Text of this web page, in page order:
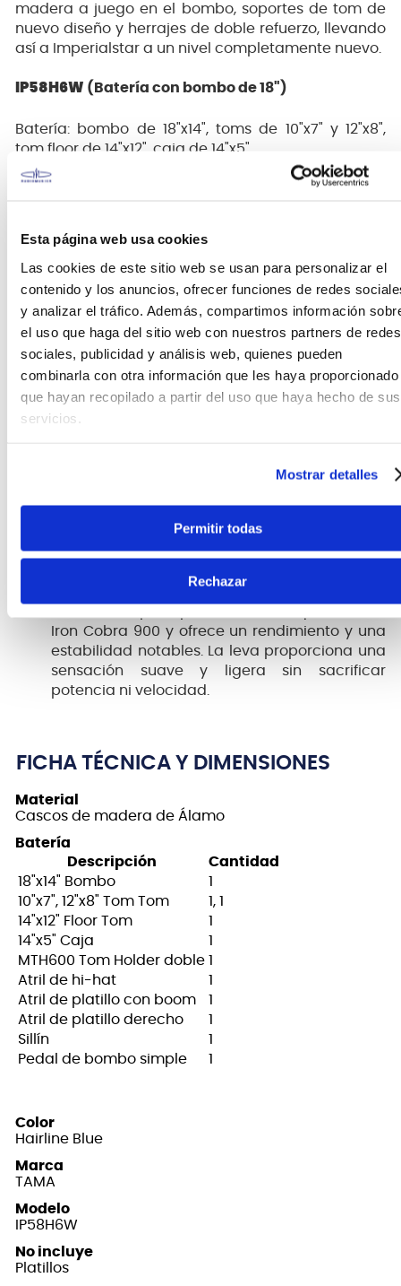
Esta página web usa cookies
Las cookies de este sitio web se usan para personalizar el
contenido y los anuncios, ofrecer funciones de redes
y analizar el tráfico. Además, compartimos información
el uso que haga del sitio web con nuestros partners de redes
sociales, publicidad y análisis web, quienes pueden
combinarla con otra información que les haya proporcionado
que hayan recopilado a partir del uso que haya hecho de sus
servicios.
Mostrar detalles
Permitir todas
Rechazar
madera a juego en el bombo, soportes de tom de
nuevo diseño y herrajes de doble refuerzo, llevando
así a Imperialstar a un nivel completamente nuevo.
IP58H6W (Batería con bombo de 18")
Batería: bombo de 18"x14", toms de 10"x7" y 12"x8",
tom floor de 14"x12", caja de 14"x5".
Hardware: soporte de tom doble MTH600, soporte
recto, sillín.
Maderas de Álamo
TT/BD/SD: 8 mm, 6 capas
La madera de álamo se utiliza para fabricar
cascos de baterías desde hace más de 50
años. Ofrece un tono pleno y cálido
combinado con un ataque medio.
Bordes precisos de Tama
El borde de apoyo de un tambor es uno de los
bordes proporciona bordes extremadamente
una amplia gama de capacidad de
sintonización, sensibilidad y respuesta.
Iron Cobra 900 y ofrece un rendimiento y una
estabilidad notables. La leva proporciona una
sensación suave y ligera sin sacrificar
potencia ni velocidad.
FICHA TÉCNICA Y DIMENSIONES
Material
Cascos de madera de Álamo
Batería
Descripción
Cantidad
18"x14" Bombo
1
10"x7", 12"x8" Tom Tom
1, 1
14"x12" Floor Tom
1
14"x5" Caja
1
MTH600 Tom Holder doble 1
Atril de hi-hat
1
Atril de platillo con boom
1
Atril de platillo derecho
1
Sillín
1
Pedal de bombo simple
1
Color
Hairline Blue
Marca
TAMA
Modelo
IP58H6W
No incluye
Platillos